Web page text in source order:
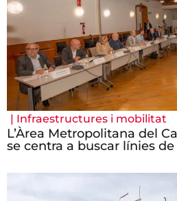
| Infraestructures i mobilitat
L’Àrea Metropolitana del
se centra a buscar línies